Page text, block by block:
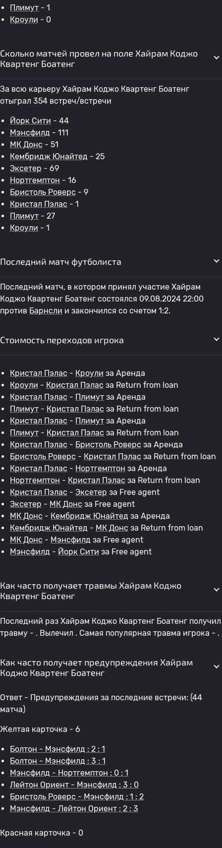
Плимут - 1
Кроули - 0
Сколько матчей провел на поле Хайрам Коджо
Квартенг Боатенг
За всю карьеру Хайрам Коджо Квартенг Боатенг
отыграл 354 встреч/встречи
Йорк Сити - 44
Мэнсфилд - 111
МК Донс - 51
Кембридж Юнайтед - 25
Эксетер - 69
Нортгемптон - 16
Бристоль Роверс - 9
Кристал Пэлас - 1
Плимут - 27
Кроули - 1
Последний матч футболиста
Последний матч, в котором принял участие Хайрам
Коджо Квартенг Боатенг состоялся 09.08.2024 22:00
против Барнсли и закончился со счетом 1:2.
Стоимость переходов игрока
Кристал Пэлас - Кроули за Аренда
Кроули - Кристал Пэлас за Return from loan
Кристал Пэлас - Плимут за Аренда
Плимут - Кристал Пэлас за Return from loan
Кристал Пэлас - Плимут за Аренда
Плимут - Кристал Пэлас за Return from loan
Кристал Пэлас - Бристоль Роверс за Аренда
Бристоль Роверс - Кристал Пэлас за Return from loan
Кристал Пэлас - Нортгемптон за Аренда
Нортгемптон - Кристал Пэлас за Return from loan
Кристал Пэлас - Эксетер за Free agent
Эксетер - МК Донс за Free agent
МК Донс - Кембридж Юнайтед за Аренда
Кембридж Юнайтед - МК Донс за Return from loan
МК Донс - Мэнсфилд за Free agent
Мэнсфилд - Йорк Сити за Free agent
Как часто получает травмы Хайрам Коджо
Квартенг Боатенг
Последний раз Хайрам Коджо Квартенг Боатенг получил
травму - . Вылечил . Самая популярная травма игрока - .
Как часто получает предупреждения Хайрам
Коджо Квартенг Боатенг
Ответ - Предупреждения за последние встречи: (44
матча)
Желтая карточка - 6
Болтон - Мэнсфилд : 2 : 1
Болтон - Мэнсфилд : 3 : 1
Мэнсфилд - Нортгемптон : 0 : 1
Лейтон Ориент - Мэнсфилд : 3 : 0
Бристоль Роверс - Мэнсфилд : 1 : 2
Мэнсфилд - Лейтон Ориент : 2 : 3
Красная карточка - 0